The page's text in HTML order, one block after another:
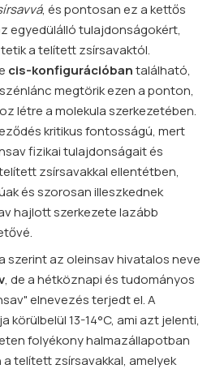
, és pontosan ez a kettős
egyedülálló tulajdonságokért,
a telített zsírsavaktól.
cis-konfigurációbantalálható,
megtörik ezen a ponton,
létre a molekula szerkezetében.
kritikus fontosságú, mert
fizikai tulajdonságait és
zsírsavakkal ellentétben,
és szorosan illeszkednek
hajlott szerkezete lazább
szerint az oleinsav hivatalos neve
, de a hétköznapi és tudományos
elnevezés terjedt el. A
körülbelül 13-14°C, ami azt jelenti,
folyékony halmazállapotban
telített zsírsavakkal, amelyek